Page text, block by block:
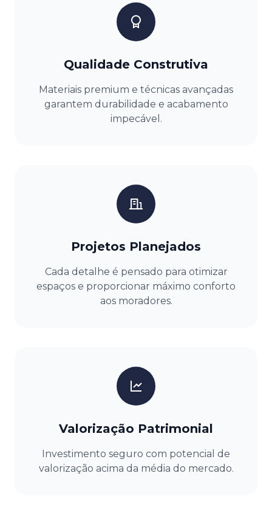
Qualidade Construtiva
Materiais premium e técnicas avançadas
garantem durabilidade e acabamento
impecável.
Projetos Planejados
Cada detalhe é pensado para otimizar
espaços e proporcionar máximo conforto
aos moradores.
Valorização Patrimonial
Investimento seguro com potencial de
valorização acima da média do mercado.